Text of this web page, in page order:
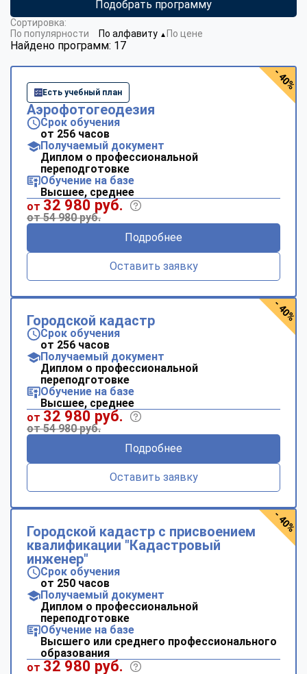
Подобрать программу
Найдено программ: 17
Сортировка:
По популярности
По алфавиту ▼ По цене
Есть учебный план
Аэрофотогеодезия
Срок обучения
от 256 часов
Получаемый документ
Диплом о профессиональной
переподготовке
Обучение на базе
Высшее, среднее
от 32 980 руб.
от 54 980 руб.
Подробнее
Оставить заявку
- 40%
Городской кадастр
Срок обучения
от 256 часов
Получаемый документ
Диплом о профессиональной
переподготовке
Обучение на базе
Высшее, среднее
от 32 980 руб.
от 54 980 руб.
Подробнее
Оставить заявку
- 40%
Городской кадастр с присвоением
квалификации "Кадастровый
инженер"
Срок обучения
от 250 часов
Получаемый документ
Диплом о профессиональной
переподготовке
Обучение на базе
Высшего или среднего профессионального
образования
от 32 980 руб.
- 40%